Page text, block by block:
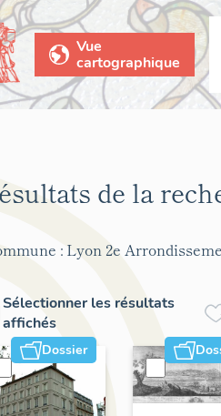
Vue
cartographique
de la
: Lyon 2e
Sélectionner les résultats
affichés
Dossier